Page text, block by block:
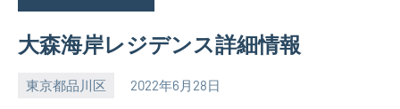
大森海岸レジデンス詳細情報
東京都品川区 2022年6月28日
SEZIMO